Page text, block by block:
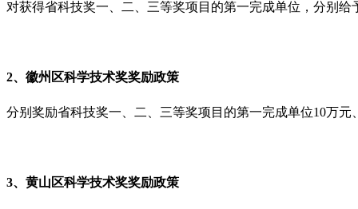
对获得省科技奖一、二、三等奖项目的第一完成单位，分别
2、 徽州区科学技术奖奖励政策
分别奖励省科技奖一、二、三等奖项目的第一完成单位10万元
3、 黄山区科学技术奖奖励政策